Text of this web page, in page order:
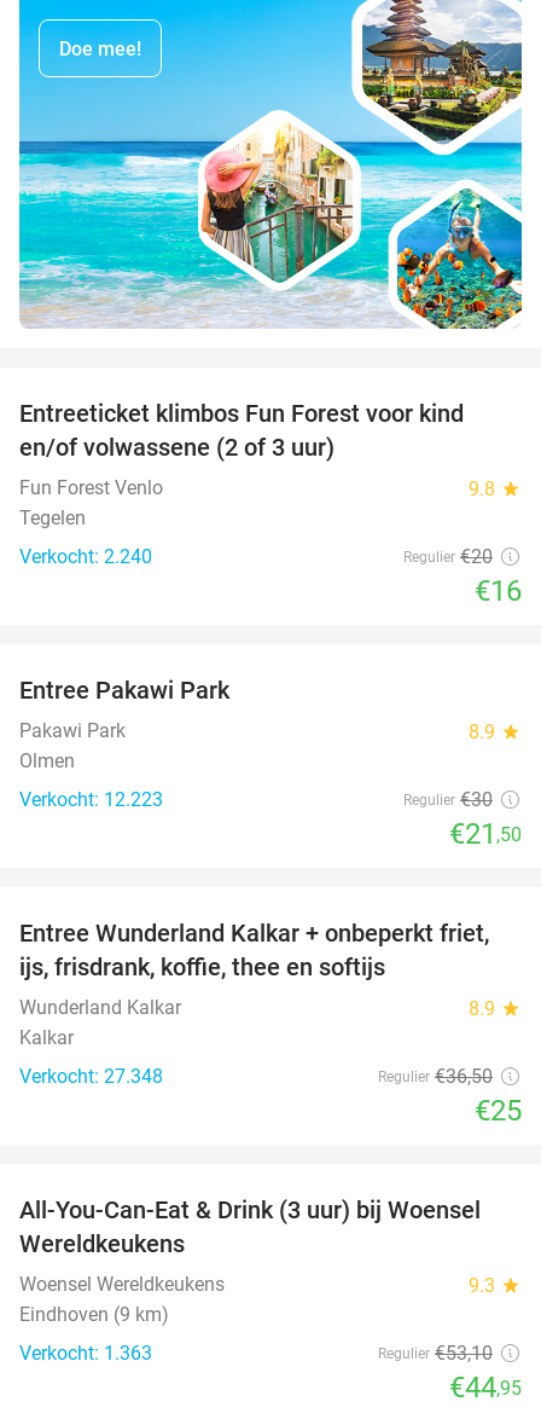
Doe mee!
Entreeticket klimbos Fun Forest voor kind
en/of volwassene (2 of 3 uur)
Fun Forest Venlo 9.8 star
Tegelen
Verkocht: 2.240
Regulier €20
€16
Entree Pakawi Park
Pakawi Park 8.9 star
Olmen
Verkocht: 12.223
Regulier €30
€21 ,50
32%
Entree Wunderland Kalkar + onbeperkt friet,
ijs, frisdrank, koffie, thee en softijs
Wunderland Kalkar 8.9 star
Kalkar
Verkocht: 27.348
Regulier €36,50
€25
15%
All-You-Can-Eat & Drink (3 uur) bij Woensel
Wereldkeukens
Woensel Wereldkeukens 9.3 star
Eindhoven (9 km)
Verkocht: 1.363
Regulier €53,10
€44,95